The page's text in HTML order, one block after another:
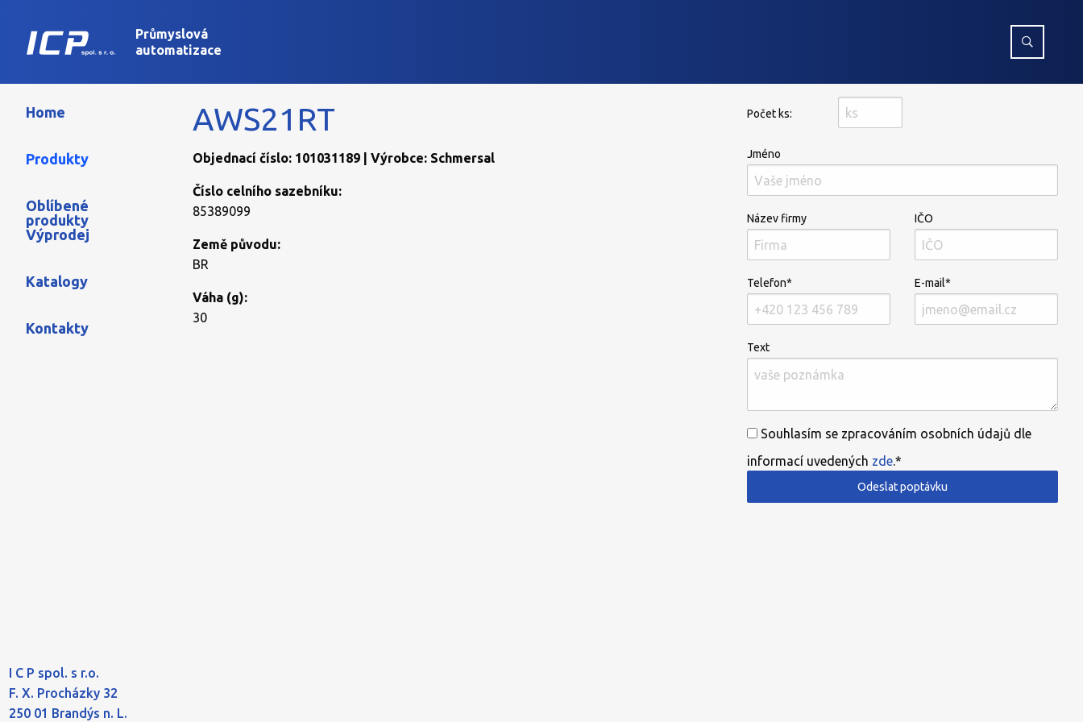
Průmyslová
automatizace
Home
Produkty
Oblíbené
produkty
Výprodej
Katalogy
Kontakty
I C P spol. s r.o.
F. X. Procházky 32
250 01 Brandýs n. L.
AWS21RT
Objednací číslo: 101031189 | Výrobce: Schmersal
Číslo celního sazebníku:
85389099
Země původu:
BR
Váha (g):
30
Počet ks:
Jméno
Název firmy IČO
Telefon* E-mail*
Text
Souhlasím se zpracováním osobních údajů dle
informací uvedených zde.*